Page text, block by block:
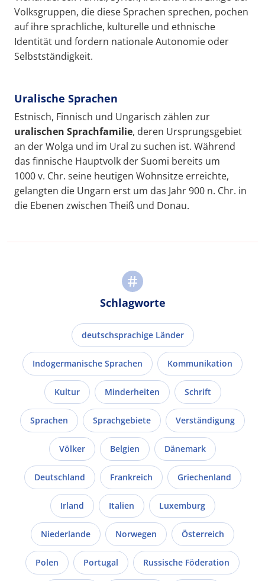
Volksgruppen, die diese Sprachen sprechen, pochen
auf ihre sprachliche, kulturelle und ethnische
Identität und fordern nationale Autonomie oder
Selbstständigkeit.
Uralische Sprachen
Estnisch, Finnisch und Ungarisch zählen zur
uralischen Sprachfamilie, deren Ursprungsgebiet
an der Wolga und im Ural zu suchen ist. Während
das finnische Hauptvolk der Suomi bereits um
1000 v. Chr. seine heutigen Wohnsitze erreichte,
gelangten die Ungarn erst um das Jahr 900 n. Chr. in
die Ebenen zwischen Theiß und Donau.
Schlagworte
deutschsprachige Länder
Indogermanische Sprachen Kommunikation
Kultur Minderheiten Schrift
Sprachen Sprachgebiete Verständigung
Völker Belgien Dänemark
Deutschland Frankreich Griechenland
Irland Italien Luxemburg
Niederlande Norwegen Österreich
Polen Portugal Russische Föderation